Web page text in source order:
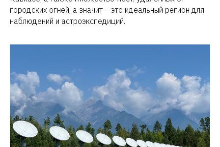
городских огней, а значит – это идеальный регион для
наблюдений и астроэкспедиций.